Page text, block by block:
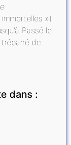
»)
Passé le
de
dans :